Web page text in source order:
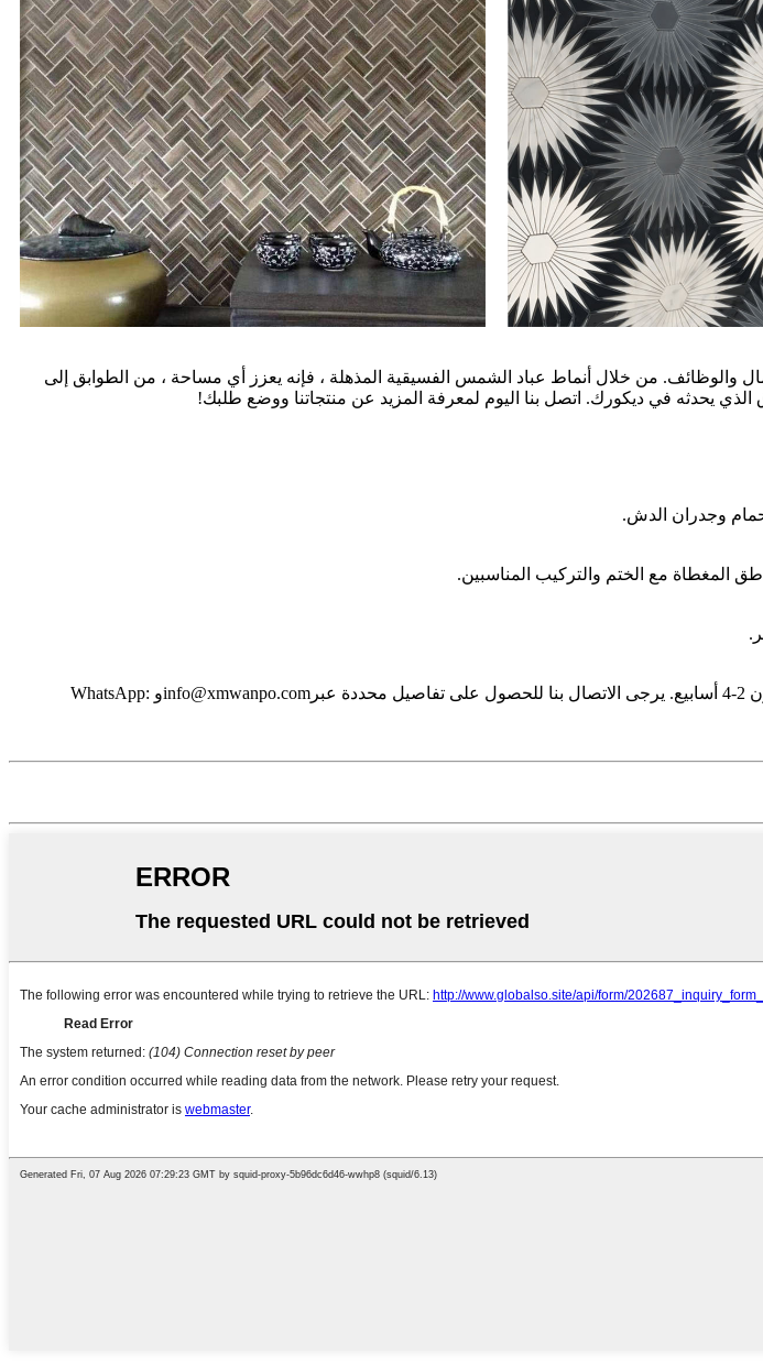
والوظائف. من خلال أنماط عباد الشمس الفسيقية المذهلة ، فإنه يعزز أي مساحة ، من الطوابق إلى
الذي يحدثه في ديكورك. اتصل بنا اليوم لمعرفة المزيد عن منتجاتنا ووضع طلبك!
وجدران الدش.
المغطاة مع الختم والتركيب المناسبين.
info@xmwanpo.com
و WhatsApp: